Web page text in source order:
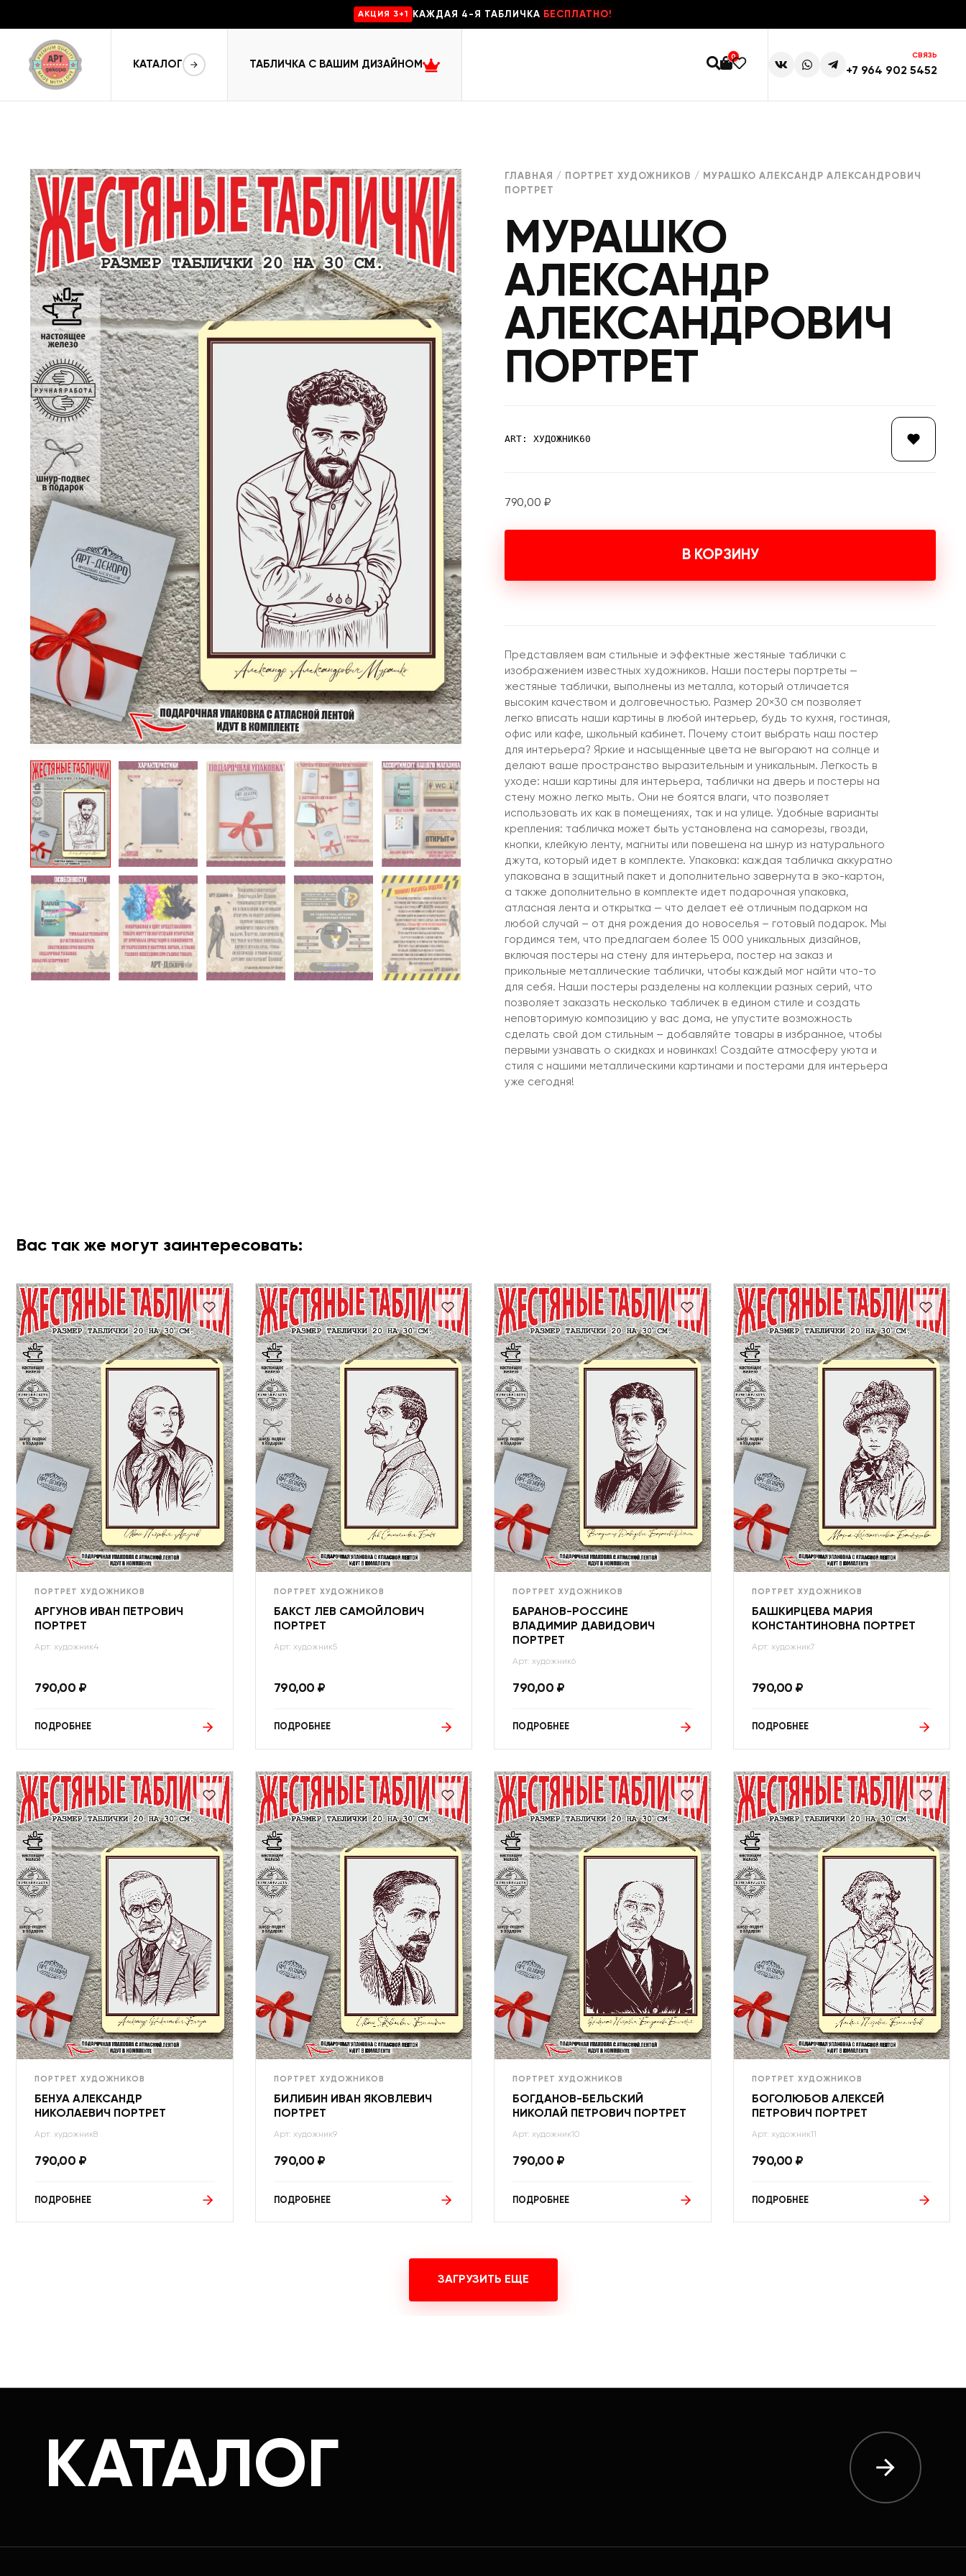
AKЦИЯ 3+1 КАЖДАЯ 4-Я ТАБЛИЧКА БЕСПЛАТНО!
КАТАЛОГ ТАБЛИЧКА С ВАШИМ ДИЗАЙНОМ
0 СВЯЗЬ
+7 964 902 5452
ГЛАВНАЯ / ПОРТРЕТ ХУДОЖНИКОВ / МУРАШКО АЛЕКСАНДР АЛЕКСАНДРОВИЧ
ПОРТРЕТ
МУРАШКО
АЛЕКСАНДР
АЛЕКСАНДРОВИЧ
ПОРТРЕТ
ART: ХУДОЖНИК60
790,00 ₽
В КОРЗИНУ
Представляем вам стильные и эффектные жестяные таблички с
изображением известных художников. Наши постеры портреты —
жестяные таблички, выполнены из металла, который отличается
высоким качеством и долговечностью. Размер 20×30 см позволяет
легко вписать наши картины в любой интерьер, будь то кухня, гостиная,
офис или кафе, школьный кабинет. Почему стоит выбрать наш постер
для интерьера? Яркие и насыщенные цвета не выгорают на солнце и
делают ваше пространство выразительным и уникальным. Легкость в
уходе: наши картины для интерьера, таблички на дверь и постеры на
стену можно легко мыть. Они не боятся влаги, что позволяет
использовать их как в помещениях, так и на улице. Удобные варианты
крепления: табличка может быть установлена на саморезы, гвозди,
кнопки, клейкую ленту, магниты или повешена на шнур из натурального
джута, который идет в комплекте. Упаковка: каждая табличка аккуратно
упакована в защитный пакет и дополнительно завернута в эко-картон,
а также дополнительно в комплекте идет подарочная упаковка,
атласная лента и открытка — что делает её отличным подарком на
любой случай – от дня рождения до новоселья – готовый подарок. Мы
гордимся тем, что предлагаем более 15 000 уникальных дизайнов,
включая постеры на стену для интерьера, постер на заказ и
прикольные металлические таблички, чтобы каждый мог найти что-то
для себя. Наши постеры разделены на коллекции разных серий, что
позволяет заказать несколько табличек в едином стиле и создать
неповторимую композицию у вас дома, не упустите возможность
сделать свой дом стильным – добавляйте товары в избранное, чтобы
первыми узнавать о скидках и новинках! Создайте атмосферу уюта и
стиля с нашими металлическими картинами и постерами для интерьера
уже сегодня!
Вас так же могут заинтересовать:
ПОРТРЕТ ХУДОЖНИКОВ
АРГУНОВ ИВАН ПЕТРОВИЧ
ПОРТРЕТ
Арт: художник4
790,00 ₽
ПОДРОБНЕЕ
ПОРТРЕТ ХУДОЖНИКОВ
БАКСТ ЛЕВ САМОЙЛОВИЧ
ПОРТРЕТ
Арт: художник5
790,00 ₽
ПОДРОБНЕЕ
ПОРТРЕТ ХУДОЖНИКОВ
БАРАНОВ-РОССИНЕ
ВЛАДИМИР ДАВИДОВИЧ
ПОРТРЕТ
Арт: художник6
790,00 ₽
ПОДРОБНЕЕ
ПОРТРЕТ ХУДОЖНИКОВ
БАШКИРЦЕВА МАРИЯ
КОНСТАНТИНОВНА ПОРТРЕТ
Арт: художник7
790,00 ₽
ПОДРОБНЕЕ
ПОРТРЕТ ХУДОЖНИКОВ
БЕНУА АЛЕКСАНДР
НИКОЛАЕВИЧ ПОРТРЕТ
Арт: художник8
790,00 ₽
ПОДРОБНЕЕ
ПОРТРЕТ ХУДОЖНИКОВ
БИЛИБИН ИВАН ЯКОВЛЕВИЧ
ПОРТРЕТ
Арт: художник9
790,00 ₽
ПОДРОБНЕЕ
ПОРТРЕТ ХУДОЖНИКОВ
БОГДАНОВ-БЕЛЬСКИЙ
НИКОЛАЙ ПЕТРОВИЧ ПОРТРЕТ
Арт: художник10
790,00 ₽
ПОДРОБНЕЕ
ПОРТРЕТ ХУДОЖНИКОВ
БОГОЛЮБОВ АЛЕКСЕЙ
ПЕТРОВИЧ ПОРТРЕТ
Арт: художник11
790,00 ₽
ПОДРОБНЕЕ
ЗАГРУЗИТЬ ЕЩЕ
КАТАЛОГ